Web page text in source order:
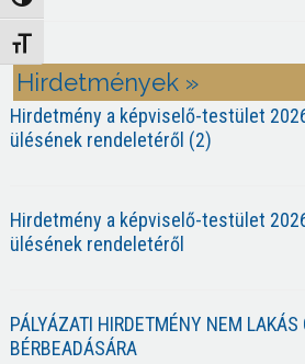
Betűméret váltása
Hirdetmények »
Hirdetmény a képviselő-testület
ülésének rendeletéről (2)
Hirdetmény a képviselő-testület
ülésének rendeletéről
PÁLYÁZATI HIRDETMÉNY NEM LAKÁS
BÉRBEADÁSÁRA